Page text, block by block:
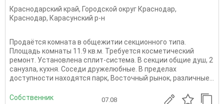
Краснодарский край, Городской округ Краснодар,
Краснодар, Карасунский р-н
Продаётся комната в общежитии секционного типа.
Площадь комнаты 11.9 кв.м. Требуется косметический
ремонт. Установлена сплит-система. В секции общие душ, 2
санузла, кухня. Соседи дружелюбные. В пределах
доступности находятся парк, Восточный рынок, различные...
Собственник 07.08